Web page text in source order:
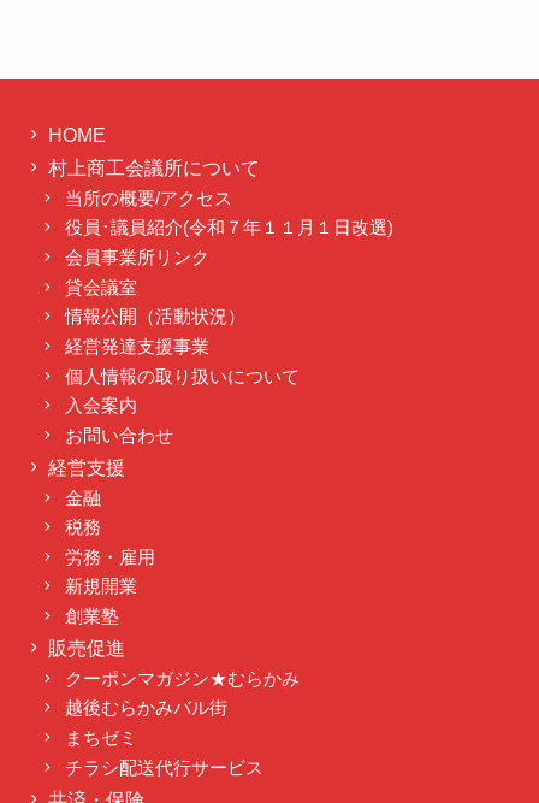
HOME
村上商工会議所について
当所の概要/アクセス
役員･議員紹介(令和７年１１月１日改選)
会員事業所リンク
貸会議室
情報公開（活動状況）
経営発達支援事業
個人情報の取り扱いについて
入会案内
お問い合わせ
経営支援
金融
税務
労務・雇用
新規開業
創業塾
販売促進
クーポンマガジン★むらかみ
越後むらかみバル街
まちゼミ
チラシ配送代行サービス